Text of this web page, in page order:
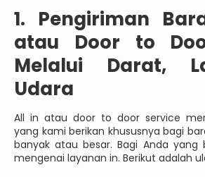
1. Pengiriman
atau Door to
Melalui Darat,
Udara
All in atau door to door service
yang kami berikan khususnya bagi
banyak atau besar. Bagi Anda yang
mengenai layanan in. Berikut adalah